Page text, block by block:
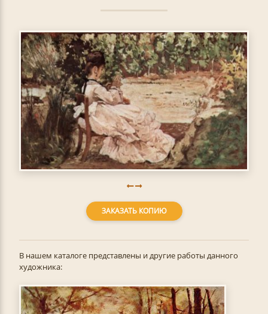
ЗАКАЗАТЬ КОПИЮ
В нашем каталоге представлены и другие работы данного
художника: